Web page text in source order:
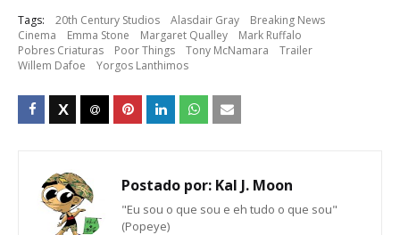
Tags: 20th Century Studios Alasdair Gray
Breaking News
Cinema
Emma Stone Margaret Qualley
Mark Ruffalo
Pobres Criaturas
Poor Things Tony McNamara
Trailer
Willem Dafoe
Yorgos Lanthimos
Postado por: Kal J. Moon
"Eu sou o que sou e eh tudo o que sou"
(Popeye)